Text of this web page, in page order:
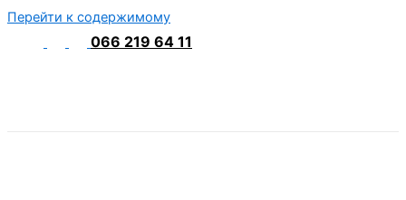
Перейти к содержимому
066 219 64 11